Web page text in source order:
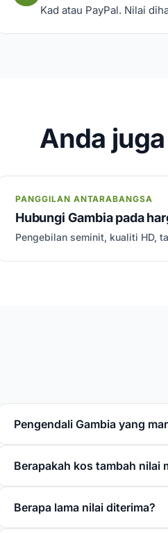
Kad atau PayPal. Nilai
Anda
PANGGILAN ANTARABANGSA
Hubungi Gambia pada
Pengebilan seminit, kualiti HD,
Pengendali Gambia yang
Berapakah kos tambah nilai
Berapa lama nilai diterima?